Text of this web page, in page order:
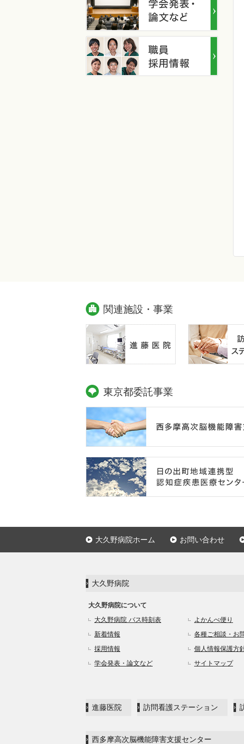
関連施設・事業
東京都委託事業
大久野病院ホーム お問い合わせ
大久野病院
大久野病院について
大久野病院 バス時刻表
よかんべ便り
新着情報
各種ご相談・お
採用情報
個人情報保護方
学会発表・論文など
サイトマップ
進藤医院 訪問看護ステーション
西多摩高次脳機能障害支援センター